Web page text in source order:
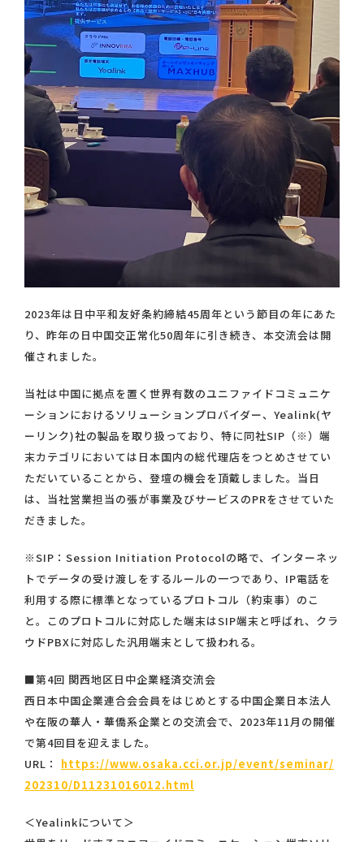
2023年は日中平和友好条約締結45周年という節目の年にあた
り、昨年の日中国交正常化50周年に引き続き、本交流会は開
催されました。
当社は中国に拠点を置く世界有数のユニファイドコミュニケ
ーションにおけるソリューションプロバイダー、Yealink(ヤ
ーリンク)社の製品を取り扱っており、特に同社SIP（※）端
末カテゴリにおいては日本国内の総代理店をつとめさせてい
ただいていることから、登壇の機会を頂戴しました。当日
は、当社営業担当の張が事業及びサービスのPRをさせていた
だきました。
※SIP：Session Initiation Protocolの略で、インターネッ
トでデータの受け渡しをするルールの一つであり、IP電話を
利用する際に標準となっているプロトコル（約束事）のこ
と。このプロトコルに対応した端末はSIP端末と呼ばれ、クラ
ウドPBXに対応した汎用端末として扱われる。
■第4回 関西地区日中企業経済交流会
西日本中国企業連合会会員をはじめとする中国企業日本法人
や在阪の華人・華僑系企業との交流会で、2023年11月の開催
で第4回目を迎えました。
URL： https://www.osaka.cci.or.jp/event/seminar/
202310/D11231016012.html
＜Yealinkについて＞